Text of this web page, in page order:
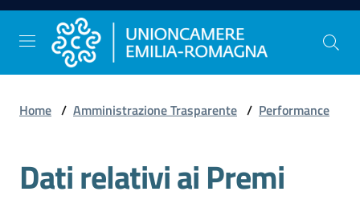
Vai al contenuto
Vai alla navigazione
Vai al footer
Stampa
Home / Amministrazione Trasparente / Performance
Dati relativi ai Premi